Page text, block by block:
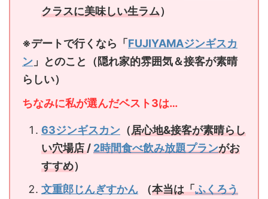
クラスに美味しい生ラム）
※デートで行くなら「 FUJIYAMAジンギスカ
ン 」とのこと（隠れ家的雰囲気＆接客が素晴
らしい）
ちなみに私が選んだベスト3は…
63ジンギスカン （居心地&接客が素晴らし
い穴場店/2時間食べ飲み放題プランがお
すすめ）
文重郎じんぎすかん
（本当は「ふくろう